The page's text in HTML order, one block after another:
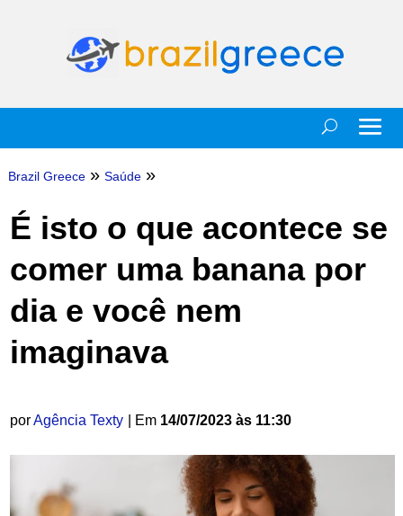
Brazil Greece » Saúde »
É isto o que acontece se
comer uma banana por
dia e você nem
imaginava
porAgência Texty | Em 14/07/2023 às 11:30